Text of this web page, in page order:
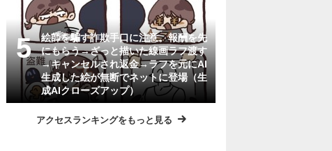
絵師を騙す詐欺手口に注意。報酬を先
にもらう→ざっと描いた線画ラフ渡す
→キャンセルされ返金→ラフを元にAI
生成した絵が無断でネットに登場（生
成AIクローズアップ）
アクセスランキングをもっと見る